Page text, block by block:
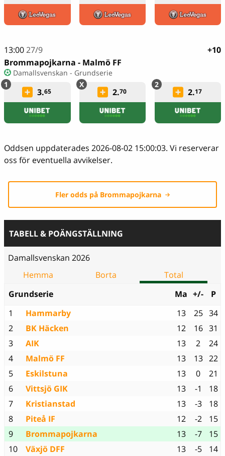
13:0027/9
Brommapojkarna - Malmö FF
Damallsvenskan - Grundserie
3.65 2.70 2.17
+10
Oddsen uppdaterades 2026-08-02 15:00:03. Vi reserverar
oss för eventuella avvikelser.
Fler odds på Brommapojkarna
TABELL & POÄNGSTÄLLNING
Damallsvenskan 2026
Hemma
Borta
Total
Grundserie
Ma +/-
P
1
Hammarby 13 25 34
2
BK Häcken 12 16 31
3
AIK 13 2
24
4
Malmö FF 13 13 22
5
Eskilstuna 13 0
21
6
Vittsjö GIK 13 -1
18
7
Kristianstad 13 -3
18
8
Piteå IF 12 -2
15
9
Brommapojkarna 13 -7
15
10
Växjö DFF 13 -5
14